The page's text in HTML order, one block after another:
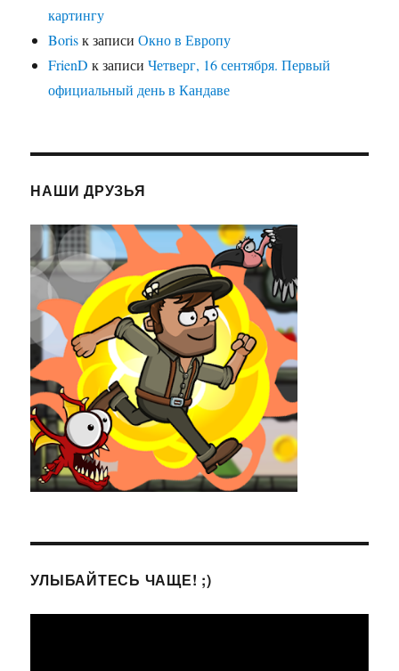
картингу
Borisк записиОкно в Европу
FrienD к записиЧетверг, 16 сентября. Первый
официальный день в Кандаве
НАШИ ДРУЗЬЯ
УЛЫБАЙТЕСЬ ЧАЩЕ! ;)